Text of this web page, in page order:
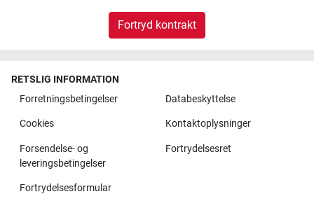
Fortryd kontrakt
RETSLIG INFORMATION
Forretningsbetingelser
Databeskyttelse
Cookies Kontaktoplysninger
Forsendelse- og
leveringsbetingelser
Fortrydelsesret
Fortrydelsesformular